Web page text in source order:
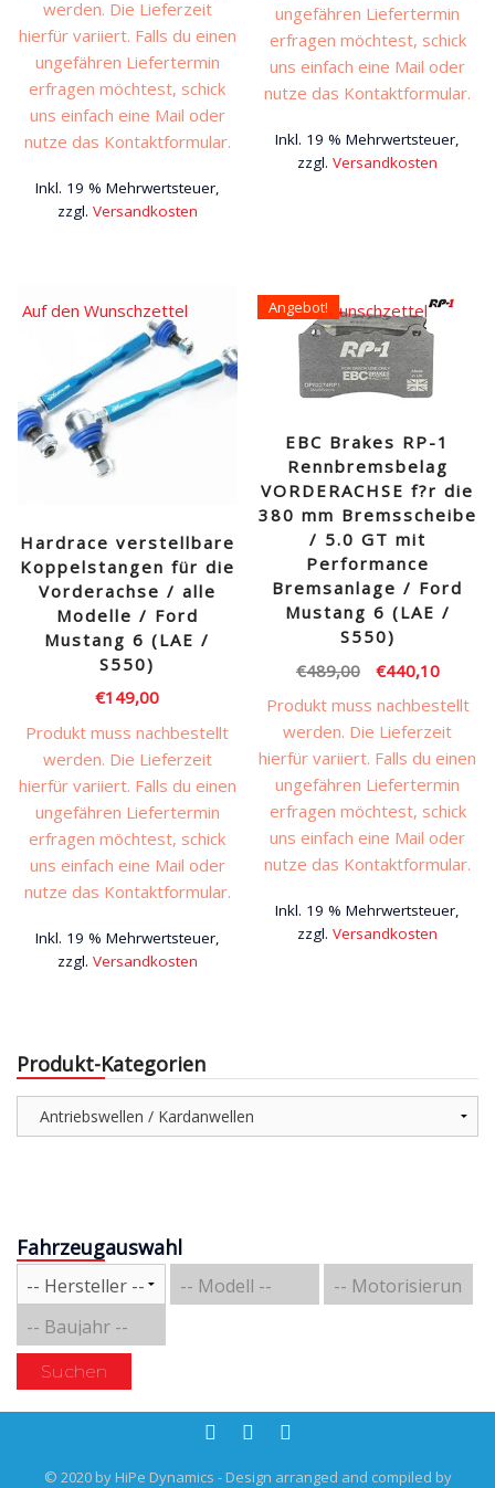
werden. Die Lieferzeit
hierfür variiert. Falls du einen
ungefähren Liefertermin
erfragen möchtest, schick
uns einfach eine Mail oder
nutze das Kontaktformular.
Inkl. 19 % Mehrwertsteuer,
zzgl. Versandkosten
ungefähren Liefertermin
erfragen möchtest, schick
uns einfach eine Mail oder
nutze das Kontaktformular.
Inkl. 19 % Mehrwertsteuer,
zzgl.Versandkosten
Hardrace verstellbare
Koppelstangen für die
Vorderachse / alle
Modelle / Ford
Mustang 6 (LAE /
S550)
€149,00
Produkt muss nachbestellt
werden. Die Lieferzeit
hierfür variiert. Falls du einen
ungefähren Liefertermin
erfragen möchtest, schick
uns einfach eine Mail oder
nutze das Kontaktformular.
Inkl. 19 % Mehrwertsteuer,
zzgl. Versandkosten
Auf den Wunschzettel Angebot!
EBC Brakes RP-1
Rennbremsbelag
VORDERACHSE f?r die
380 mm Bremsscheibe
/ 5.0 GT mit
Performance
Bremsanlage / Ford
Mustang 6 (LAE /
S550)
€489,00
Ursprünglicher
Preis
war:
€489,00
€440,10
Preis
ist:
Produkt muss nachbestellt
werden. Die Lieferzeit
hierfür variiert. Falls du einen
ungefähren Liefertermin
erfragen möchtest, schick
uns einfach eine Mail oder
nutze das Kontaktformular.
Inkl. 19 % Mehrwertsteuer,
zzgl.Versandkosten
Auf den Wunschzettel
Produkt-Kategorien
Fahrzeugauswahl
Suchen
© 2020 by HiPe Dynamics - Design arranged and compiled by